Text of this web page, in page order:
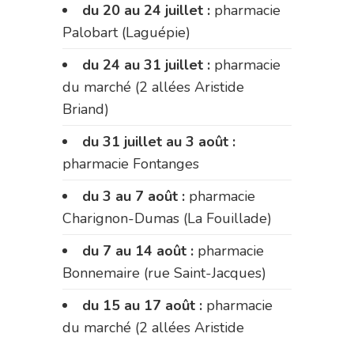
du 20 au 24 juillet : pharmacie
Palobart (Laguépie)
du 24 au 31 juillet : pharmacie
du marché (2 allées Aristide
Briand)
du 31 juillet au 3 août :
pharmacie Fontanges
du 3 au 7 août : pharmacie
Charignon-Dumas (La Fouillade)
du 7 au 14 août : pharmacie
Bonnemaire (rue Saint-Jacques)
du 15 au 17 août : pharmacie
du marché (2 allées Aristide